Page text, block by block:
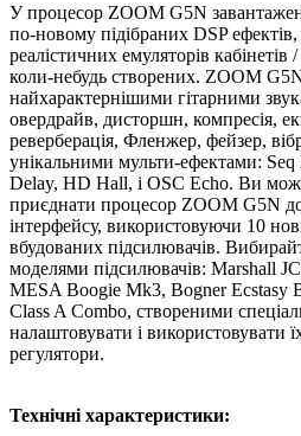
У процесор ZOOM G5N
по-новому підібраних DSP
реалістичних емуляторів кабінетів
коли-небудь створених. ZOOM
найхарактернішими гітарними
овердрайв, дисторшн, компресія,
реверберація, Фленжер, фейзер,
унікальними мульти-ефектами:
Delay, HD Hall, і OSC Echo. Ви
приєднати процесор ZOOM G5N
інтерфейсу, використовуючи 10
вбудованих підсилювачів.
моделями підсилювачів: Marshall
MESA Boogie Mk3, Bogner Ecstasy
Class A Combo, створеними
налаштовувати і використовувати
регулятори.
Технічні характеристики: